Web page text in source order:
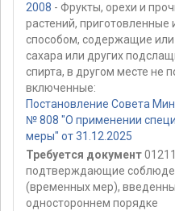
2008 - Фрукты, орехи и
растений,
способом, содержащие
сахара или других
спирта, в другом месте не
включенные:
Постановление Совета
№ 808 "О применении
меры" от 31.12.2025
Требуется документ
подтверждающие
(временных мер),
одностороннем порядке